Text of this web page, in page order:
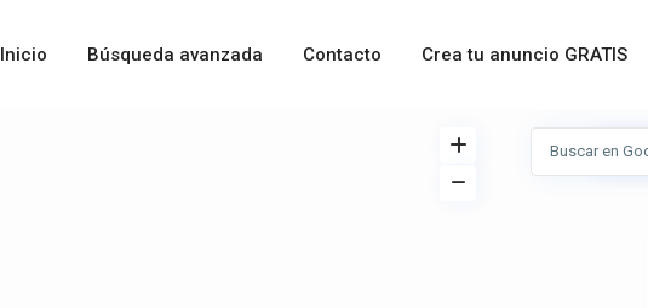
Inicio Búsqueda avanzada Contacto Crea tu anuncio GRATIS
Ver